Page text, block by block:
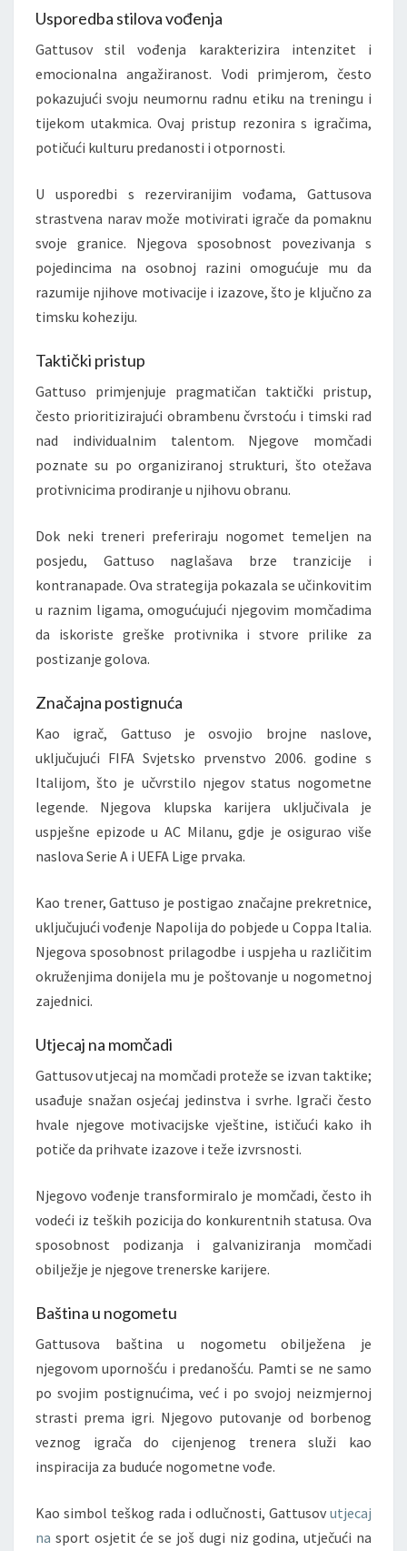
Usporedba stilova vođenja
Gattusov stil vođenja karakterizira intenzitet i
emocionalna angažiranost. Vodi primjerom, često
pokazujući svoju neumornu radnu etiku na treningu i
tijekom utakmica. Ovaj pristup rezonira s igračima,
potičući kulturu predanosti i otpornosti.
U usporedbi s rezerviranijim vođama, Gattusova
strastvena narav može motivirati igrače da pomaknu
svoje granice. Njegova sposobnost povezivanja s
pojedincima na osobnoj razini omogućuje mu da
razumije njihove motivacije i izazove, što je ključno za
timsku koheziju.
Taktički pristup
Gattuso primjenjuje pragmatičan taktički pristup,
često prioritizirajući obrambenu čvrstoću i timski rad
nad individualnim talentom. Njegove momčadi
poznate su po organiziranoj strukturi, što otežava
protivnicima prodiranje u njihovu obranu.
Dok neki treneri preferiraju nogomet temeljen na
posjedu, Gattuso naglašava brze tranzicije i
kontranapade. Ova strategija pokazala se učinkovitim
u raznim ligama, omogućujući njegovim momčadima
da iskoriste greške protivnika i stvore prilike za
postizanje golova.
Značajna postignuća
Kao igrač, Gattuso je osvojio brojne naslove,
uključujući FIFA Svjetsko prvenstvo 2006. godine s
Italijom, što je učvrstilo njegov status nogometne
legende. Njegova klupska karijera uključivala je
uspješne epizode u AC Milanu, gdje je osigurao više
naslova Serie A i UEFA Lige prvaka.
Kao trener, Gattuso je postigao značajne prekretnice,
uključujući vođenje Napolija do pobjede u Coppa Italia.
Njegova sposobnost prilagodbe i uspjeha u različitim
okruženjima donijela mu je poštovanje u nogometnoj
zajednici.
Utjecaj na momčadi
Gattusov utjecaj na momčadi proteže se izvan taktike;
usađuje snažan osjećaj jedinstva i svrhe. Igrači često
hvale njegove motivacijske vještine, ističući kako ih
potiče da prihvate izazove i teže izvrsnosti.
Njegovo vođenje transformiralo je momčadi, često ih
vodeći iz teških pozicija do konkurentnih statusa. Ova
sposobnost podizanja i galvaniziranja momčadi
obilježje je njegove trenerske karijere.
Baština u nogometu
Gattusova baština u nogometu obilježena je
njegovom upornošću i predanošću. Pamti se ne samo
po svojim postignućima, već i po svojoj neizmjernoj
strasti prema igri. Njegovo putovanje od borbenog
veznog igrača do cijenjenog trenera služi kao
inspiracija za buduće nogometne vođe.
Kao simbol teškog rada i odlučnosti, Gattusov utjecaj
na sport osjetit će se još dugi niz godina, utječući na